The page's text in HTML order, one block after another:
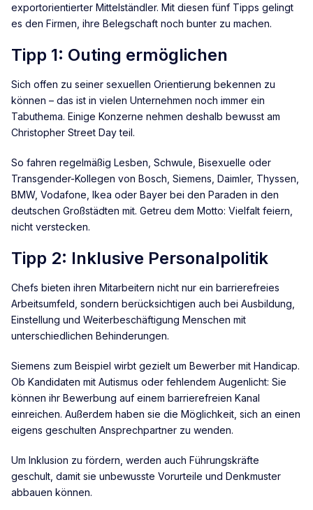
exportorientierter Mittelständler. Mit diesen fünf Tipps gelingt
es den Firmen, ihre Belegschaft noch bunter zu machen.
Tipp 1: Outing ermöglichen
Sich offen zu seiner sexuellen Orientierung bekennen zu
können – das ist in vielen Unternehmen noch immer ein
Tabuthema. Einige Konzerne nehmen deshalb bewusst am
Christopher Street Day teil.
So fahren regelmäßig Lesben, Schwule, Bisexuelle oder
Transgender-Kollegen von Bosch, Siemens, Daimler, Thyssen,
BMW, Vodafone, Ikea oder Bayer bei den Paraden in den
deutschen Großstädten mit. Getreu dem Motto: Vielfalt feiern,
nicht verstecken.
Tipp 2: Inklusive Personalpolitik
Chefs bieten ihren Mitarbeitern nicht nur ein barrierefreies
Arbeitsumfeld, sondern berücksichtigen auch bei Ausbildung,
Einstellung und Weiterbeschäftigung Menschen mit
unterschiedlichen Behinderungen.
Siemens zum Beispiel wirbt gezielt um Bewerber mit Handicap.
Ob Kandidaten mit Autismus oder fehlendem Augenlicht: Sie
können ihr Bewerbung auf einem barrierefreien Kanal
einreichen. Außerdem haben sie die Möglichkeit, sich an einen
eigens geschulten Ansprechpartner zu wenden.
Um Inklusion zu fördern, werden auch Führungskräfte
geschult, damit sie unbewusste Vorurteile und Denkmuster
abbauen können.